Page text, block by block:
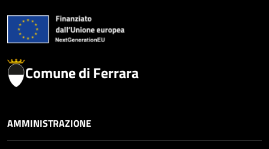
Comune di Ferrara
AMMINISTRAZIONE